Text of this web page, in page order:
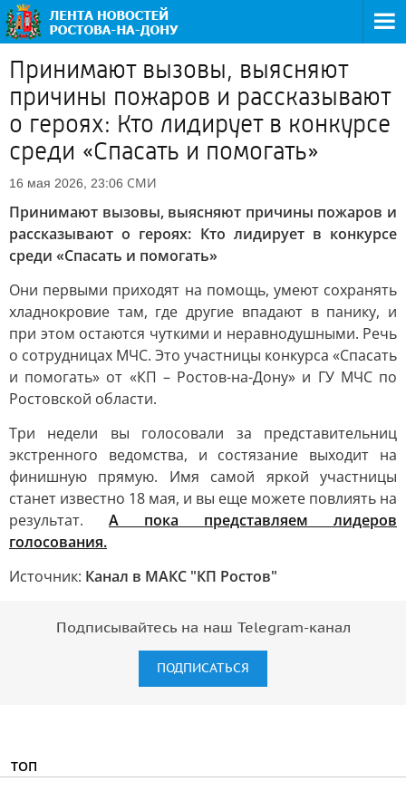
Принимают вызовы, выясняют
причины пожаров и рассказывают
о героях: Кто лидирует в конкурсе
среди «Спасать и помогать»
16 мая 2026, 23:06 СМИ
Принимают вызовы, выясняют причины пожаров и
рассказывают о героях: Кто лидирует в конкурсе
среди «Спасать и помогать»
Они первыми приходят на помощь, умеют сохранять
хладнокровие там, где другие впадают в панику, и
при этом остаются чуткими и неравнодушными. Речь
о сотрудницах МЧС. Это участницы конкурса «Спасать
и помогать» от «КП – Ростов-на-Дону» и ГУ МЧС по
Ростовской области.
Три недели вы голосовали за представительниц
экстренного ведомства, и состязание выходит на
финишную прямую. Имя самой яркой участницы
станет известно 18 мая, и вы еще можете повлиять на
результат. А пока представляем лидеров
голосования.
Источник: Канал в МАКС "КП Ростов"
Подписывайтесь на наш Telegram-канал
ПОДПИСАТЬСЯ
ТОП